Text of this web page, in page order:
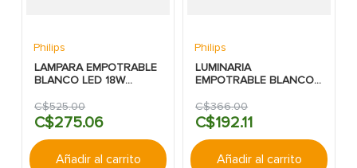
Philips
LAMPARA EMPOTRABLE
BLANCO LED 18W
REDONDA DL252
PHILIPS
C$525.00
C$275.06
Añadir al carrito
Philips
LUMINARIA
EMPOTRABLE BLANCO
REDONDO PHILIPS
C$366.00
C$192.11
Añadir al carrito